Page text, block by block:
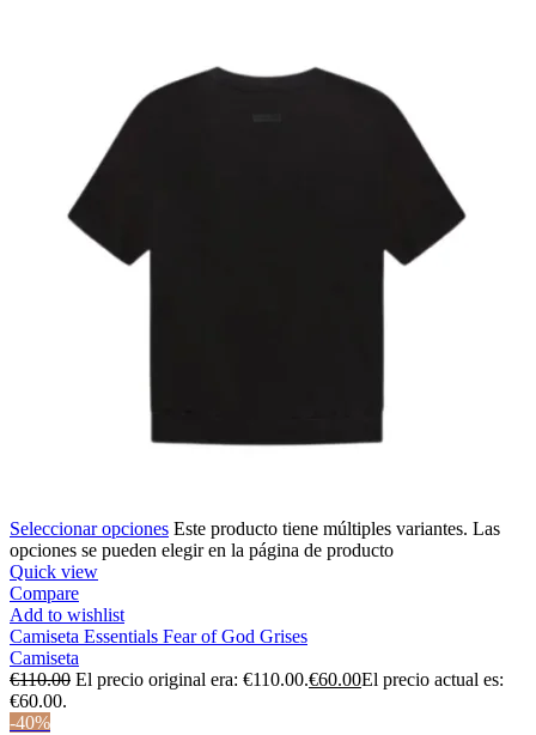
Seleccionar opciones Este producto tiene múltiples variantes. Las
opciones se pueden elegir en la página de producto
Quick view
Compare
Add to wishlist
Camiseta Essentials Fear of God Grises
Camiseta
€110.00 El precio original era: €110.00.€60.00El precio actual es:
€60.00.
-40%